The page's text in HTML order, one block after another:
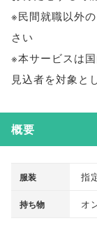
※民間就職以外
さい
※本サービスは
見込者を対象と
概要
服装 指
持ち物 オ